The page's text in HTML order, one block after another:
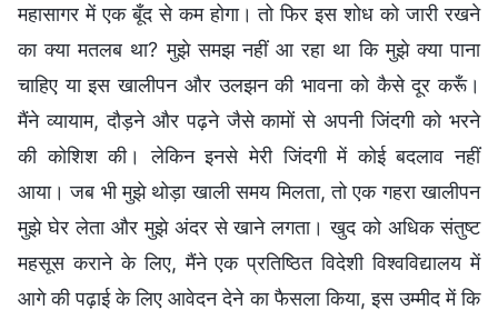
महासागर में एक बूँद से कम होगा। तो फिर इस शोध को जारी रखने
का क्या मतलब था? मुझे समझ नहीं आ रहा था कि मुझे क्या पाना
चाहिए या इस खालीपन और उलझन की भावना को कैसे दूर करूँ।
मैंने व्यायाम, दौड़ने और पढ़ने जैसे कामों से अपनी जिंदगी को भरने
की कोशिश की। लेकिन इनसे मेरी जिंदगी में कोई बदलाव नहीं
आया। जब भी मुझे थोड़ा खाली समय मिलता, तो एक गहरा खालीपन
मुझे घेर लेता और मुझे अंदर से खाने लगता। खुद को अधिक संतुष्ट
महसूस कराने के लिए, मैंने एक प्रतिष्ठित विदेशी विश्वविद्यालय में
आगे की पढ़ाई के लिए आवेदन देने का फैसला किया, इस उम्मीद में कि